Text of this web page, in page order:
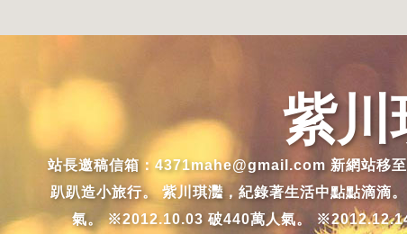
紫川
站長邀稿信箱：4371mahe@gmail.com 新網站移
趴趴造小旅行。 紫川琪灩，紀錄著生活中點點滴
氣。 ※2012.10.03 破440萬人氣。